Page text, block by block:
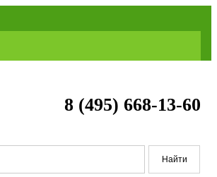
8 (495) 668-13-60